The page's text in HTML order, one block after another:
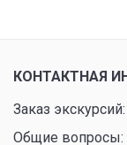
КОНТАКТНАЯ
Заказ экскурсий:
Общие вопросы: